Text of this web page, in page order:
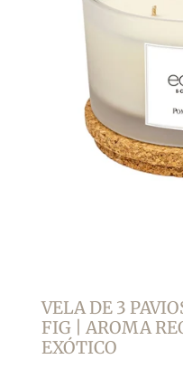
VELA DE 3
FIG | AROMA
EXÓTICO